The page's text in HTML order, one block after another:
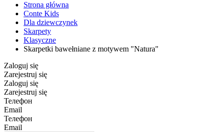
Strona główna
Conte Kids
Dla dziewczynek
Skarpety
Klasyczne
Skarpetki bawełniane z motywem "Natura"
Zaloguj się
Zarejestruj się
Zaloguj się
Zarejestruj się
Телефон
Email
Телефон
Email